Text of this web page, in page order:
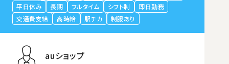
平日休み
長期 フルタイム シフト制
即日勤務
交通費支給
高時給 駅チカ 制服あり
auショップ